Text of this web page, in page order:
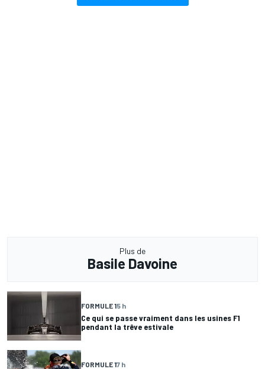
Plus de
Basile Davoine
FORMULE 15 h
Ce qui se passe vraiment dans les usines F1
pendant la trêve estivale
FORMULE 17 h